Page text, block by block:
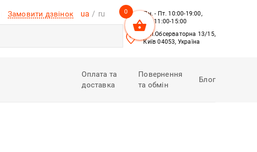
Замовити дзвінок ua
ru
Пн. - Пт. 10:00-19:00,
Сб. 11:00-15:00
вул.Обсерваторна 13/15,
Київ 04053, Україна
Оплата та
доставка
Повернення
та обмін
Блог
0